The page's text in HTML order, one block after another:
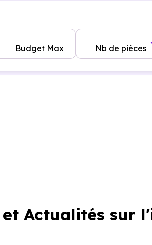
Budget Max Nb de pièces
et Actualités sur